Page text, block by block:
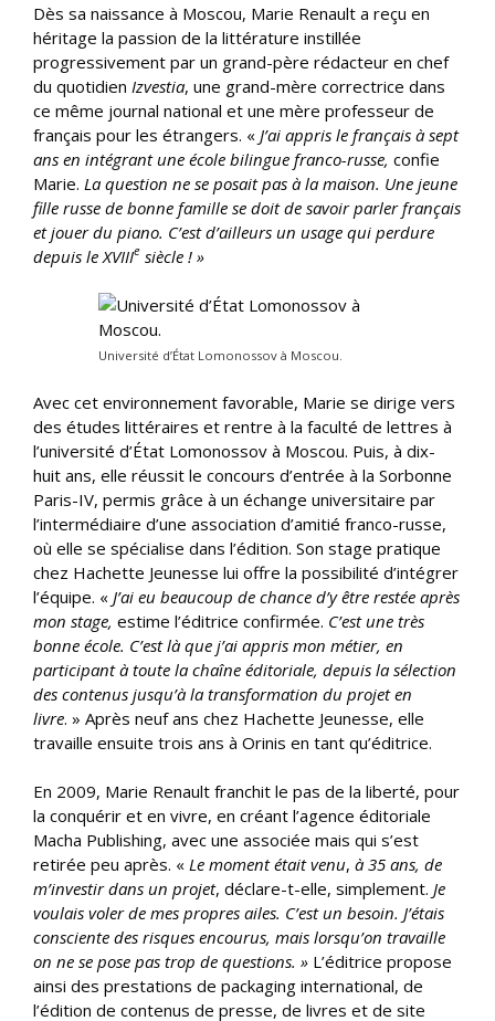
Dès sa naissance à Moscou, Marie Renault a reçu en
héritage la passion de la littérature instillée
progressivement par un grand-père rédacteur en chef
du quotidien Izvestia, une grand-mère correctrice dans
ce même journal national et une mère professeur de
français pour les étrangers. « J’ai appris le français à sept
ans en intégrant une école bilingue franco-russe, confie
Marie. La question ne se posait pas à la maison. Une jeune
fille russe de bonne famille se doit de savoir parler français
et jouer du piano. C’est d’ailleurs un usage qui perdure
depuis le XVIIIe siècle ! »
Université d’État Lomonossov à Moscou.
Avec cet environnement favorable, Marie se dirige vers
des études littéraires et rentre à la faculté de lettres à
l’université d’État Lomonossov à Moscou. Puis, à dix-
huit ans, elle réussit le concours d’entrée à la Sorbonne
Paris-IV, permis grâce à un échange universitaire par
l’intermédiaire d’une association d’amitié franco-russe,
où elle se spécialise dans l’édition. Son stage pratique
chez Hachette Jeunesse lui offre la possibilité d’intégrer
l’équipe. « J’ai eu beaucoup de chance d’y être restée après
mon stage, estime l’éditrice confirmée. C’est une très
bonne école. C’est là que j’ai appris mon métier, en
participant à toute la chaîne éditoriale, depuis la sélection
des contenus jusqu’à la transformation du projet en
livre. » Après neuf ans chez Hachette Jeunesse, elle
travaille ensuite trois ans à Orinis en tant qu’éditrice.
En 2009, Marie Renault franchit le pas de la liberté, pour
la conquérir et en vivre, en créant l’agence éditoriale
Macha Publishing, avec une associée mais qui s’est
retirée peu après. « Le moment était venu, à 35 ans, de
m’investir dans un projet, déclare-t-elle, simplement. Je
voulais voler de mes propres ailes. C’est un besoin. J’étais
consciente des risques encourus, mais lorsqu’on travaille
on ne se pose pas trop de questions. » L’éditrice propose
ainsi des prestations de packaging international, de
l’édition de contenus de presse, de livres et de site